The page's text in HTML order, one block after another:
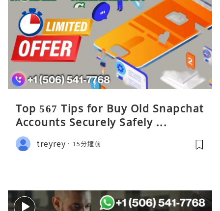
Top 567 Tips for Buy Old Snapchat
Accounts Securely Safely ...
treyrey 15分鐘前